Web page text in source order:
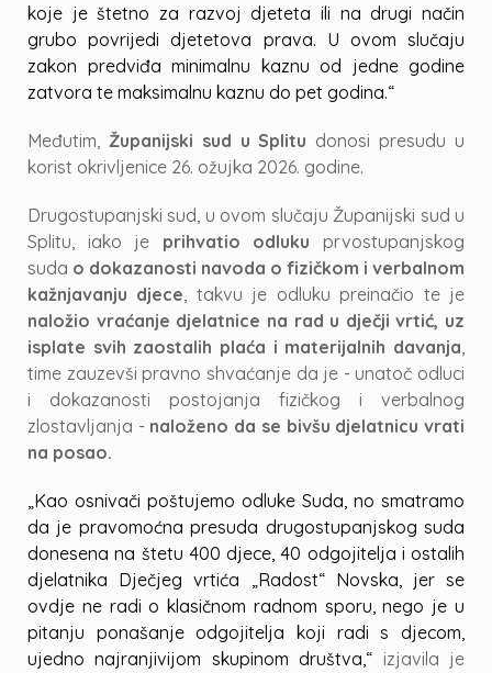
koje je štetno za razvoj djeteta ili na drugi način
grubo povrijedi djetetova prava. U ovom slučaju
zakon predviđa minimalnu kaznu od jedne godine
zatvora te maksimalnu kaznu do pet godina.“
Međutim, Županijski sud u Splitu donosi presudu u
korist okrivljenice 26. ožujka 2026. godine.
Drugostupanjski sud, u ovom slučaju Županijski sud u
Splitu, iako je prihvatio odlukuprvostupanjskog
suda o dokazanosti navoda o fizičkom i verbalnom
kažnjavanju djece, takvu je odluku preinačio te je
naložio vraćanje djelatnice na rad u dječji vrtić, uz
isplate svih zaostalih plaća i materijalnih davanja,
time zauzevši pravno shvaćanje da je - unatoč odluci
i dokazanosti postojanja fizičkog i verbalnog
zlostavljanja - naloženo da se bivšu djelatnicu vrati
na posao.
„Kao osnivači poštujemo odluke Suda, no smatramo
da je pravomoćna presuda drugostupanjskog suda
donesena na štetu 400 djece, 40 odgojitelja i ostalih
djelatnika Dječjeg vrtića „Radost“ Novska, jer se
ovdje ne radi o klasičnom radnom sporu, nego je u
pitanju ponašanje odgojitelja koji radi s djecom,
ujedno najranjivijom skupinom društva,“ izjavila je